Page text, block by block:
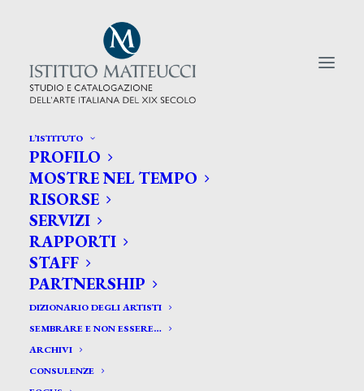
L’ISTITUTO
PROFILO
MOSTRE NEL TEMPO
RISORSE
SERVIZI
RAPPORTI
STAFF
PARTNERSHIP
DIZIONARIO DEGLI ARTISTI
SEMBRARE E NON ESSERE…
ARCHIVI
CONSULENZE
CERCA TRA GLI ARTISTI:
Search
for:
Corrodi Hermes